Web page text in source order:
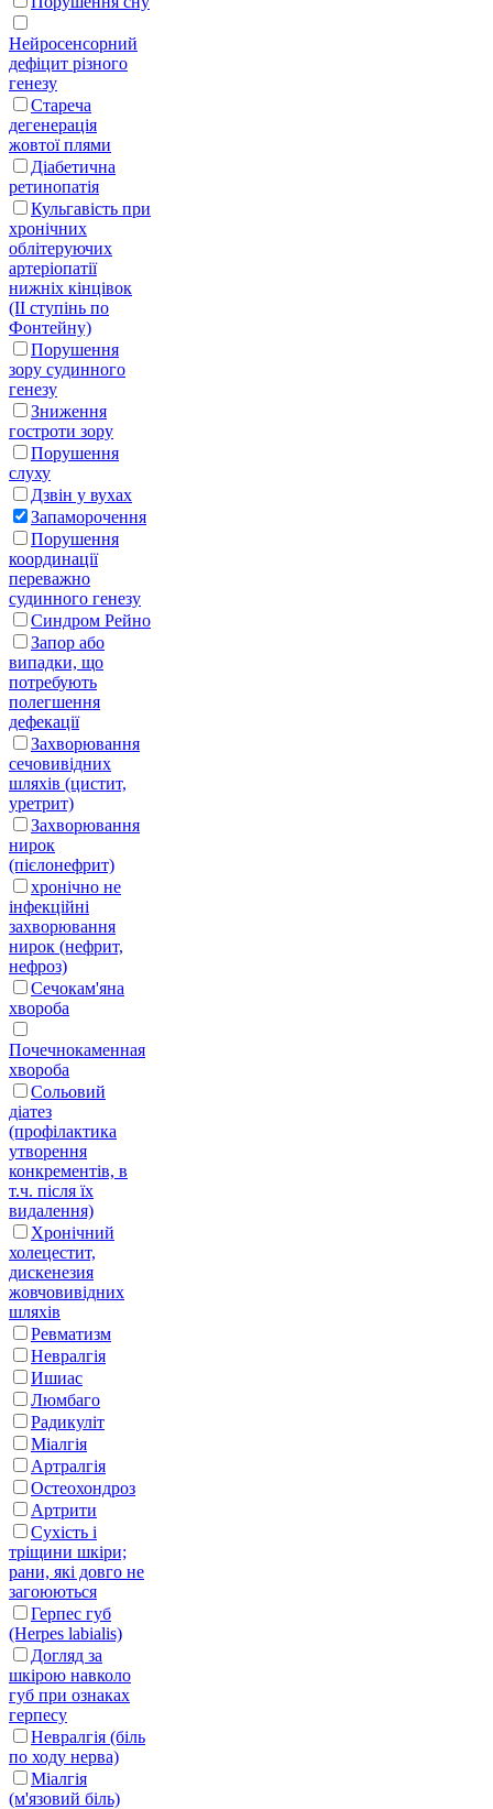
Нейросенсорний
дефіцит різного
генезу
Стареча
дегенерація
жовтої плями
Діабетична
ретинопатія
Кульгавість при
хронічних
облітеруючих
артеріопатії
нижніх кінцівок
(II ступінь по
Фонтейну)
Порушення
зору судинного
генезу
Зниження
гостроти зору
Порушення
слуху
Дзвін у вухах
Запаморочення
Порушення
координації
переважно
судинного генезу
Синдром Рейно
Запор або
випадки, що
потребують
полегшення
дефекації
Захворювання
сечовивідних
шляхів (цистит,
уретрит)
Захворювання
нирок
(пієлонефрит)
хронічно не
інфекційні
захворювання
нирок (нефрит,
нефроз)
Сечокам'яна
хвороба
Почечнокаменная
хвороба
Сольовий
діатез
(профілактика
утворення
конкрементів, в
т.ч. після їх
видалення)
Хронічний
холецестит,
дискенезия
жовчовивідних
шляхів
Ревматизм
Невралгія
Ишиас
Люмбаго
Радикуліт
Міалгія
Артралгія
Остеохондроз
Артрити
Сухість і
тріщини шкіри;
рани, які довго не
загоюються
Герпес губ
(Herpes labialis)
Догляд за
шкірою навколо
губ при ознаках
герпесу
Невралгія (біль
по ходу нерва)
Міалгія
(м'язовий біль)